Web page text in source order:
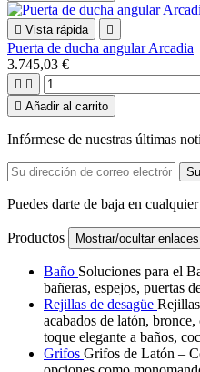
 Vista rápida 
Puerta de ducha angular Arcadia
3.745,03 €
 
 Añadir al carrito
Infórmese de nuestras últimas
Puedes darte de baja en
Productos Mostrar/ocultar
Baño Soluciones para el
bañeras, espejos, puertas
Rejillas de desagüe
acabados de latón,
toque elegante a baños,
Grifos Grifos de Latón –